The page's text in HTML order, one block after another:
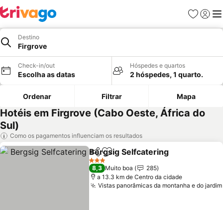
Favoritos
Iniciar
Destino
Firgrove
Check-in/out
Escolha as datas
Hóspedes e quartos
2 hóspedes, 1 quarto.
Ordenar Filtrar Mapa
Hotéis em Firgrove (Cabo Oeste, África do
Sul)
Como os pagamentos influenciam os resultados
PartilharAdicionar aos favoritos
Bergsig Selfcatering
3 Estrelas
8,3 Muito boa
285
a 13.3 km de Centro da cidade
Vistas panorâmicas da montanha e do jardim